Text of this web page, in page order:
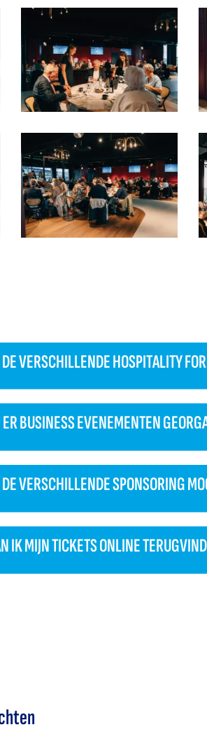
VERSCHILLENDE HOSPITALITY
BUSINESS EVENEMENTEN
VERSCHILLENDE SPONSORING
IK MIJN TICKETS ONLINE